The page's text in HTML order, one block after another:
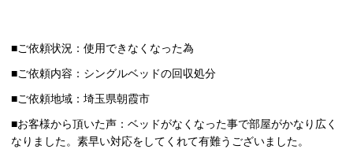
■ご依頼状況：使用できなくなった為
■ご依頼内容：シングルベッドの回収処分
■ご依頼地域：埼玉県朝霞市
■お客様から頂いた声：ベッドがなくなった事で部屋がかなり広く
なりました。素早い対応をしてくれて有難うございました。